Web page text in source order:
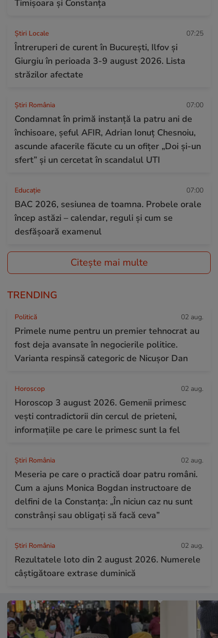
Timișoara și Constanța
Știri Locale 07:25
Întreruperi de curent în București, Ilfov și
Giurgiu în perioada 3-9 august 2026. Lista
străzilor afectate
Știri România 07:00
Condamnat în primă instanță la patru ani de
închisoare, șeful AFIR, Adrian Ionuț Chesnoiu,
ascunde afacerile făcute cu un ofițer „Doi și-un
sfert” și un cercetat în scandalul UTI
Educație 07:00
BAC 2026, sesiunea de toamna. Probele orale
încep astăzi – calendar, reguli și cum se
desfășoară examenul
Citește mai multe
TRENDING
Politică 02 aug.
Primele nume pentru un premier tehnocrat au
fost deja avansate în negocierile politice.
Varianta respinsă categoric de Nicușor Dan
Horoscop 02 aug.
Horoscop 3 august 2026. Gemenii primesc
vești contradictorii din cercul de prieteni,
informațiile pe care le primesc sunt la fel
Știri România 02 aug.
Meseria pe care o practică doar patru români.
Cum a ajuns Monica Bogdan instructoare de
delfini de la Constanța: „În niciun caz nu sunt
constrânși sau obligați să facă ceva”
Știri România 02 aug.
Rezultatele loto din 2 august 2026. Numerele
câștigătoare extrase duminică